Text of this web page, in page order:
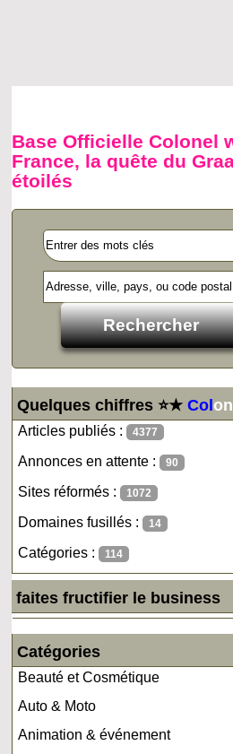
Base Officielle Colonel
France, la quête du
étoilés
Quelques chiffres ⭐★Colon
Articles publiés : 4377
Annonces en attente : 90
Sites réformés : 1072
Domaines fusillés : 14
Catégories : 114
faites fructifier le business
Catégories
Beauté et Cosmétique
Auto & Moto
Animation & événement